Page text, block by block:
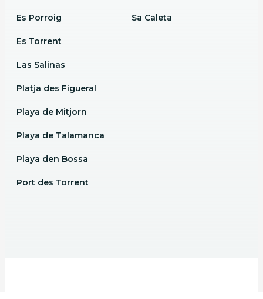
Es Porroig
Es Torrent
Las Salinas
Platja des Figueral
Playa de Mitjorn
Playa de Talamanca
Playa den Bossa
Port des Torrent
Sa Caleta